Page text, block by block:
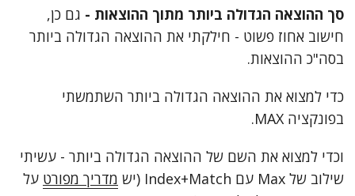
סך ההוצאה הגדולה ביותר מתוך ההוצאות - גם כן,
חישוב אחוז פשוט - חילקתי את ההוצאה הגדולה ביותר
בסה"כ ההוצאות.
כדי למצוא את ההוצאה הגדולה ביותר השתמשתי
בפונקציה MAX.
וכדי למצוא את השם של ההוצאה הגדולה ביותר - עשיתי
שילוב של Max עם Index+Match (יש
מדריך מפורט על